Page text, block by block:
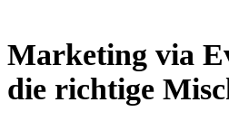
Marketing via
die richtige